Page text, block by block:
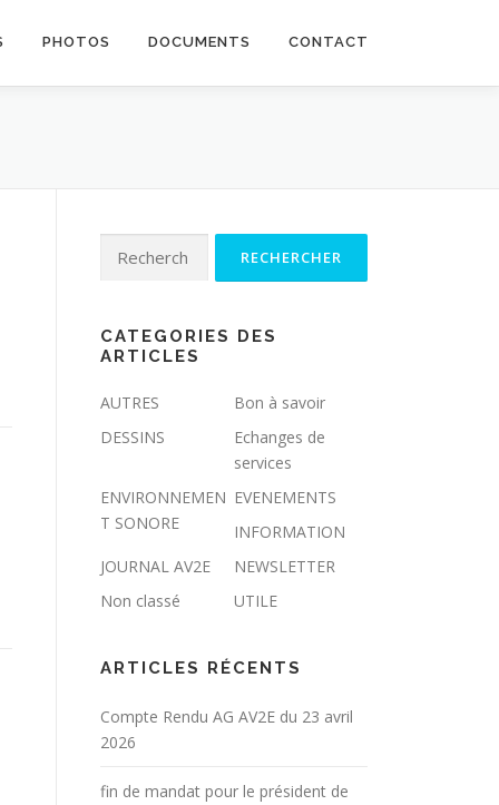
PHOTOS DOCUMENTS CONTACT
CATEGORIES DES
ARTICLES
AUTRES
Bon à savoir
DESSINS
Echanges de
services
ENVIRONNEMEN
T SONORE
EVENEMENTS
INFORMATION
JOURNAL AV2E
NEWSLETTER
Non classé
UTILE
ARTICLES RÉCENTS
Compte Rendu AG AV2E du 23 avril
2026
fin de mandat pour le président de